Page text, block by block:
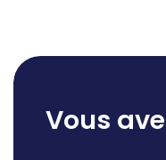
Vous